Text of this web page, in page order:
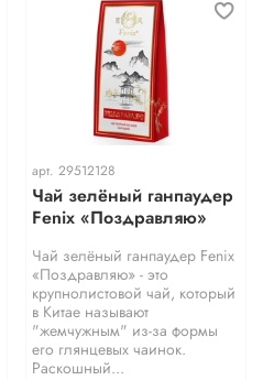
арт. 29512128
Чай зелёный ганпаудер
Fenix «Поздравляю»
Чай зелёный ганпаудер Fenix
«Поздравляю» - это
крупнолистовой чай, который
в Китае называют
"жемчужным" из-за формы
его глянцевых чаинок.
Раскошный...